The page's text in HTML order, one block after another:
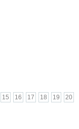
15 16 17 18 19
20